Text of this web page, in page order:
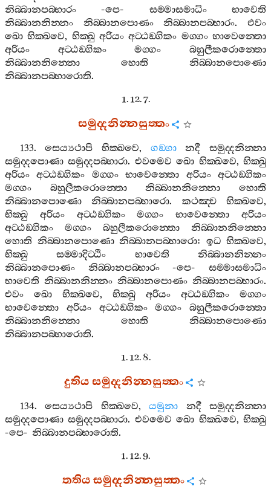
නිබ‍්බානපබ‍්භාරං -පෙ- සම‍්මාසමාධිං
භාවෙති
නිබ‍්බානනින‍්නං
නිබ‍්බානපොණං නිබ‍්බානපබ‍්භාරං.එවං
ඛො භික‍්ඛවෙ, භික‍්ඛු අරියං අට‍්ඨඞ‍්ගිකං මග‍්ගං භාවෙන‍්තො
අරියං
අට‍්ඨඞ‍්ගිකං මග‍්ගං
බහුලීකරොන‍්තො
නිබ‍්බානනින‍්නො
හොති
නිබ‍්බානපොණො
නිබ‍්බානපබ‍්භාරොති.
1. 12. 7.
සමුද‍්දනින‍්නසුත‍්තං
133.සෙය්‍යථාපි භික‍්ඛවෙ, ගඞ‍්ගා නදී
සමුද‍්දනින‍්නා
සමුද‍්දපොණා සමුද‍්දපබ‍්භාරා. එවමෙව ඛො භික‍්ඛවෙ,භික‍්ඛු
අරියං
අට‍්ඨඞ‍්ගිකං මග‍්ගං භාවෙන‍්තො අරියං
අට‍්ඨඞ‍්ගිකං
මග‍්ගං
බහුලීකරොන‍්තො නිබ‍්බානනින‍්නො
හොති
නිබ‍්බානපොණො
නිබ‍්බානපබ‍්භාරො. කථඤ‍්ච භික‍්ඛවෙ,
භික‍්ඛු
අරියං අට‍්ඨඞ‍්ගිකං මග‍්ගං භාවෙන‍්තො
අරියං
අට‍්ඨඞ‍්ගිකං
මග‍්ගං බහුලීකරොන‍්තො
නිබ‍්බානනින‍්නො
හොති නිබ‍්බානපොණො නිබ‍්බානපබ‍්භාරො: ඉධ භික‍්ඛවෙ,
භික‍්ඛු
සම‍්මාදිට‍්ඨිං භාවෙති
නිබ‍්බානනින‍්නං
නිබ‍්බානපොණං
නිබ‍්බානපබ‍්භාරං-පෙ-සම‍්මාසමාධිං
භාවෙති නිබ‍්බානනින‍්නං නිබ‍්බානපොණං නිබ‍්බානපබ‍්භාරං.
එවං
ඛො භික‍්ඛවෙ, භික‍්ඛු අරියං අට‍්ඨඞ‍්ගිකං
මග‍්ගං
භාවෙන‍්තො
අරියං අට‍්ඨඞ‍්ගිකං මග‍්ගං
බහුලීකරොන‍්තො
නිබ‍්බානනින‍්නො
හොති
නිබ‍්බානපොණො
නිබ‍්බානපබ‍්භාරොති.
1. 12. 8.
දුතියසමුද‍්දනින‍්නසුත‍්තං
134.සෙය්‍යථාපි භික‍්ඛවෙ,යමුනා නදී
සමුද‍්දනින‍්නා
සමුද‍්දපොණා සමුද‍්දපබ‍්භාරා. එවමෙව ඛො භික‍්ඛවෙ,භික‍්ඛු
-පෙ- නිබ‍්බානපබ‍්භාරොති.
1. 12. 9.
තතියසමුද‍්දනින‍්නසුත‍්තං